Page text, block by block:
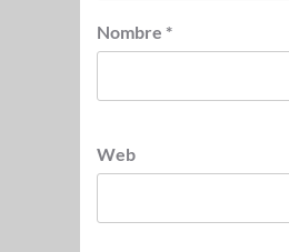
Nombre *
Web